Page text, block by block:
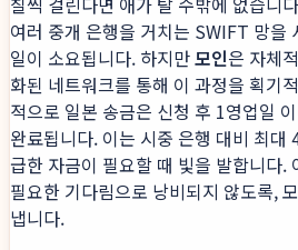
여러 중개 은행을 거치는 SWIFT 망을
일이 소요됩니다. 하지만모인은 자체
화된 네트워크를 통해 이 과정을 획기
적으로 일본 송금은 신청 후 1영업일
완료됩니다. 이는 시중 은행 대비 최대
급한 자금이 필요할 때 빛을 발합니다.
필요한 기다림으로 낭비되지 않도록,
냅니다.